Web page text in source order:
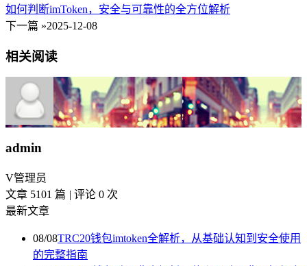
如何判断imToken，安全与可靠性的全方位解析
下一篇 »2025-12-08
相关阅读
admin
V管理员
文章 5101 篇 | 评论 0 次
最新文章
08/08TRC20钱包imtoken全解析，从基础认知到安全使用
的完整指南